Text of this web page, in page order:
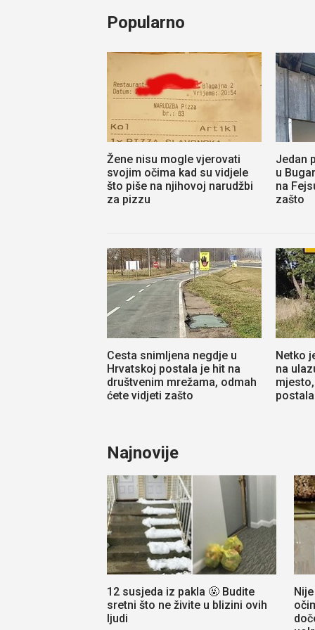
Popularno
Žene nisu mogle vjerovati
svojim očima kad su vidjele
što piše na njihovoj narudžbi
za pizzu
Jedan
u
na
zašto
Cesta snimljena negdje u
Hrvatskoj postala je hit na
društvenim mrežama, odmah
ćete vidjeti zašto
Netko
na
Najnovije
12 susjeda iz pakla 🤬 Budite
sretni što ne živite u blizini ovih
ljudi